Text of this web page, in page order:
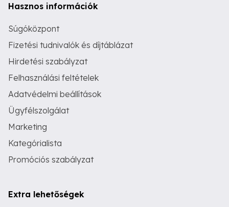
Hasznos információk
Súgóközpont
Fizetési tudnivalók és díjtáblázat
Hirdetési szabályzat
Felhasználási feltételek
Adatvédelmi beállítások
Ügyfélszolgálat
Marketing
Kategórialista
Promóciós szabályzat
Extra lehetőségek